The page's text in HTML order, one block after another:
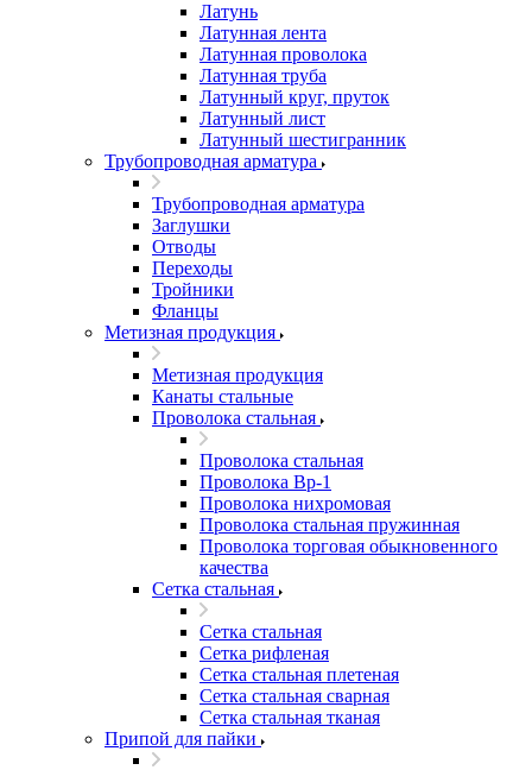
Латунь
Латунная лента
Латунная проволока
Латунная труба
Латунный круг, пруток
Латунный лист
Латунный шестигранник
Трубопроводная арматура
Трубопроводная арматура
Заглушки
Отводы
Переходы
Тройники
Фланцы
Метизная продукция
Метизная продукция
Канаты стальные
Проволока стальная
Проволока стальная
Проволока Вр-1
Проволока нихромовая
Проволока стальная пружинная
Проволока торговая обыкновенного
качества
Сетка стальная
Сетка стальная
Сетка рифленая
Сетка стальная плетеная
Сетка стальная сварная
Сетка стальная тканая
Припой для пайки